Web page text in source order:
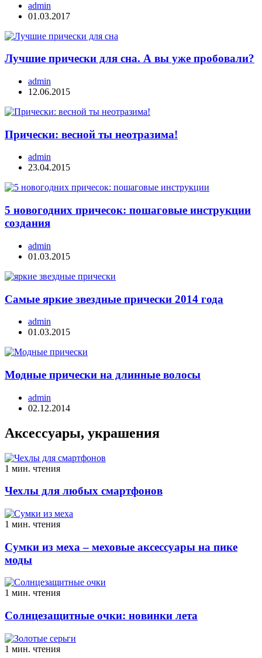
admin
01.03.2017
Лучшие прически для сна. А вы уже пробовали?
admin
12.06.2015
Прически: весной ты неотразима!
admin
23.04.2015
5 новогодних причесок: пошаговые инструкции
создания
admin
01.03.2015
Самые яркие звездные прически 2014 года
admin
01.03.2015
Модные прически на длинные волосы
admin
02.12.2014
Аксессуары, украшения
1 мин. чтения
Чехлы для любых смартфонов
1 мин. чтения
Сумки из меха – меховые аксессуары на пике
моды
1 мин. чтения
Солнцезащитные очки: новинки лета
1 мин. чтения